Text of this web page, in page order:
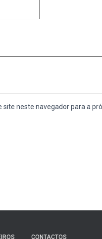
site neste navegador para a
CONTACTOS